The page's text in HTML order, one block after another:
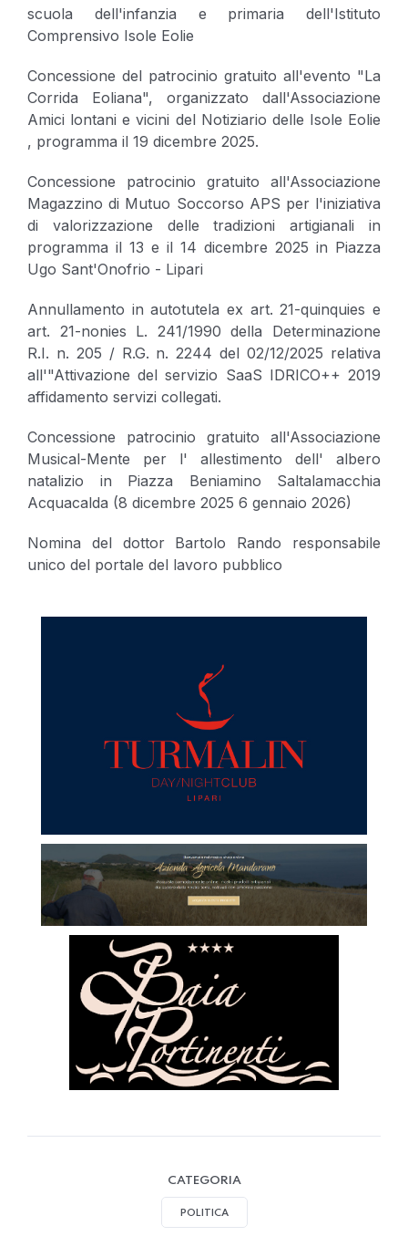
scuola dell'infanzia e primaria dell'Istituto
Comprensivo Isole Eolie
Concessione del patrocinio gratuito all'evento "La
Corrida Eoliana", organizzato dall'Associazione
Amici lontani e vicini del Notiziario delle Isole Eolie
, programma il 19 dicembre 2025.
Concessione patrocinio gratuito all'Associazione
Magazzino di Mutuo Soccorso APS per l'iniziativa
di valorizzazione delle tradizioni artigianali in
programma il 13 e il 14 dicembre 2025 in Piazza
Ugo Sant'Onofrio - Lipari
Annullamento in autotutela ex art. 21-quinquies e
art. 21-nonies L. 241/1990 della Determinazione
R.I. n. 205 / R.G. n. 2244 del 02/12/2025 relativa
all'"Attivazione del servizio SaaS IDRICO++ 2019
affidamento servizi collegati.
Concessione patrocinio gratuito all'Associazione
Musical-Mente per l' allestimento dell' albero
natalizio in Piazza Beniamino Saltalamacchia
Acquacalda (8 dicembre 2025 6 gennaio 2026)
Nomina del dottor Bartolo Rando responsabile
unico del portale del lavoro pubblico
CATEGORIA
POLITICA